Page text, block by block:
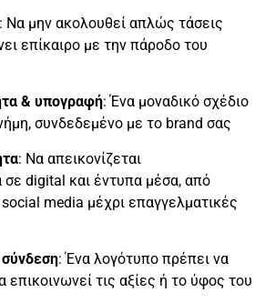
: Να μην ακολουθεί απλώς τάσεις
επίκαιρο με την πάροδο του
& υπογραφή: Ένα μοναδικό σχέδιο
συνδεδεμένο με το brand σας
: Να απεικονίζεται
σε digital και έντυπα μέσα, από
social media μέχρι επαγγελματικές
σύνδεση: Ένα λογότυπο πρέπει να
επικοινωνεί τις αξίες ή το ύφος του